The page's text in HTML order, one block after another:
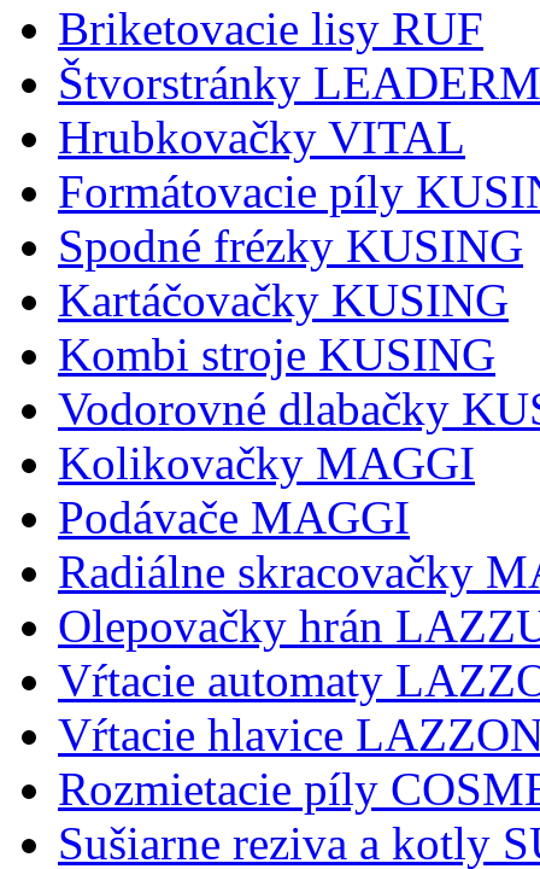
Briketovacie lisy RUF
Štvorstránky
Hrubkovačky VITAL
Formátovacie píly
Spodné frézky KUSING
Kartáčovačky KUSING
Kombi stroje KUSING
Vodorovné dlabačky
Kolikovačky MAGGI
Podávače MAGGI
Radiálne skracovačky
Olepovačky hrán
Vŕtacie automaty
Vŕtacie hlavice
Rozmietacie píly
Sušiarne reziva a kotly